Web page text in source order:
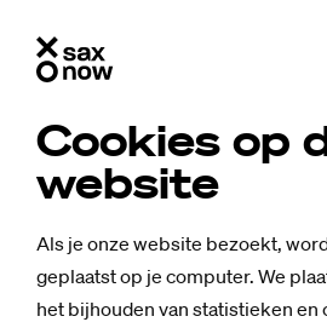
Cookies op
website
Als je onze website bezoekt,
geplaatst op je computer. We
het bijhouden van statistieken en